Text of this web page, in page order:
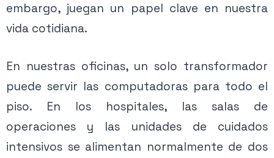
embargo, juegan un papel clave en nuestra
vida cotidiana.
En nuestras oficinas, un solo transformador
puede servir las computadoras para todo el
piso. En los hospitales, las salas de
operaciones y las unidades de cuidados
intensivos se alimentan normalmente de dos